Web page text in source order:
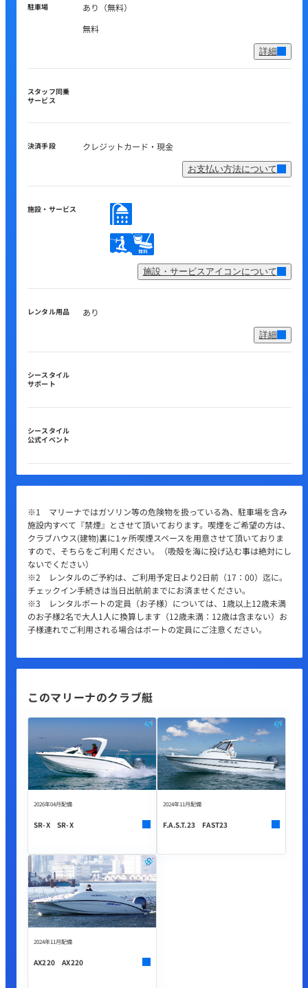
駐車場
あり（無料）
無料
詳細
スタッフ同乗
サービス
決済手段 クレジットカード・現金
お支払い方法について
施設・サービス
施設・サービスアイコンについて
レンタル用品 あり
詳細
シースタイル
サポート
シースタイル
公式イベント
※1 マリーナではガソリン等の危険物を扱っている為、駐車場を含み
施設内すべて『禁煙』とさせて頂いております。喫煙をご希望の方は、
クラブハウス(建物)裏に1ヶ所喫煙スペースを用意させて頂いておりま
すので、そちらをご利用ください。（吸殻を海に投げ込む事は絶対にし
ないでください）
※2 レンタルのご予約は、ご利用予定日より2日前（17：00）迄に。
チェックイン手続きは当日出航前までにお済ませください。
※3 レンタルボートの定員（お子様）については、1歳以上12歳未満
のお子様2名で大人1人に換算します（12歳未満：12歳は含まない）お
子様連れでご利用される場合はボートの定員にご注意ください。
このマリーナのクラブ艇
2026年04月配備
SR-X SR-X
2024年11月配備
F.A.S.T.23 FAST23
2024年11月配備
AX220 AX220